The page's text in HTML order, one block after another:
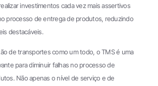
investimentos cada vez mais assertivos
processo de entrega de produtos, reduzindo
destacáveis.
de transportes como um todo, o TMS é uma
para diminuir falhas no processo de
Não apenas o nível de serviço e de